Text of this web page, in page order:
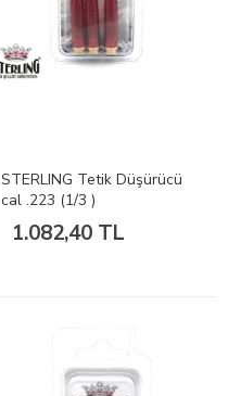
STERLING Tetik Düşürücü
cal .223 (1/3 )
1.082,40 TL